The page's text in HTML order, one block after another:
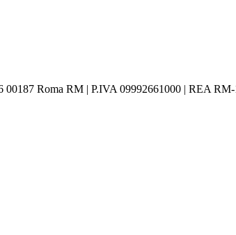
Roma RM | P.IVA 09992661000 | REA